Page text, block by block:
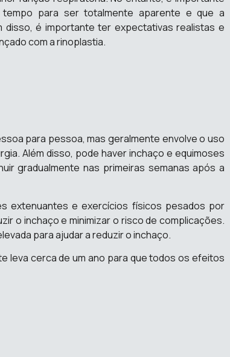
para ser totalmente aparente e que a
é importante ter expectativas realistas e
com a rinoplastia.
para pessoa, mas geralmente envolve o uso
Além disso, pode haver inchaço e equimoses
gradualmente nas primeiras semanas após a
extenuantes e exercícios físicos pesados ​​por
o inchaço e minimizar o risco de complicações.
para ajudar a reduzir o inchaço.
leva cerca de um ano para que todos os efeitos